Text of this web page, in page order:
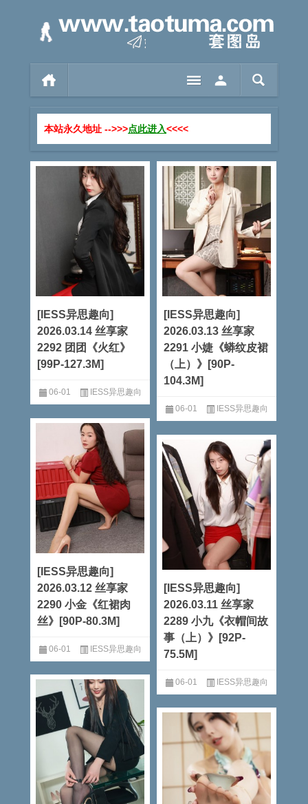
本站永久地址 -->>>点此进入<<<<
[IESS异思趣向]
2026.03.14 丝享家
2292 团团《火红》
[99P-127.3M]
06-01 IESS异思趣向
阅读全文
[IESS异思趣向]
2026.03.13 丝享家
2291 小婕《蟒纹皮裙
（上）》[90P-
104.3M]
06-01 IESS异思趣向
阅读全文
[IESS异思趣向]
2026.03.12 丝享家
2290 小金《红裙肉
丝》[90P-80.3M]
06-01 IESS异思趣向
阅读全文
[IESS异思趣向]
2026.03.11 丝享家
2289 小九《衣帽间故
事（上）》[92P-
75.5M]
06-01 IESS异思趣向
阅读全文